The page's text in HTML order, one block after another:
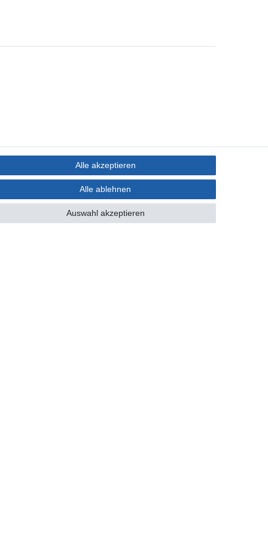
Alle akzeptieren
Alle ablehnen
Auswahl akzeptieren